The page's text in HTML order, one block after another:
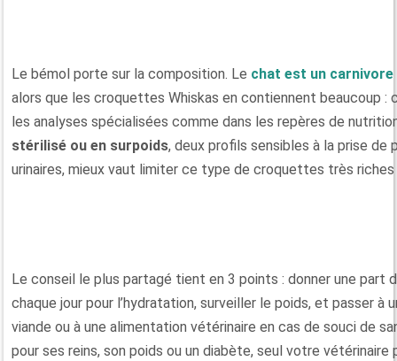
Le bémol porte sur la composition. Le chat est un carnivore
alors que les croquettes Whiskas en contiennent beaucoup :
les analyses spécialisées comme dans les repères de
stérilisé ou en surpoids, deux profils sensibles à la prise de
urinaires, mieux vaut limiter ce type de croquettes très riches
Le conseil le plus partagé tient en 3 points : donner une part
chaque jour pour l’hydratation, surveiller le poids, et passer à
viande ou à une alimentation vétérinaire en cas de souci de
pour ses reins, son poids ou un diabète, seul votre